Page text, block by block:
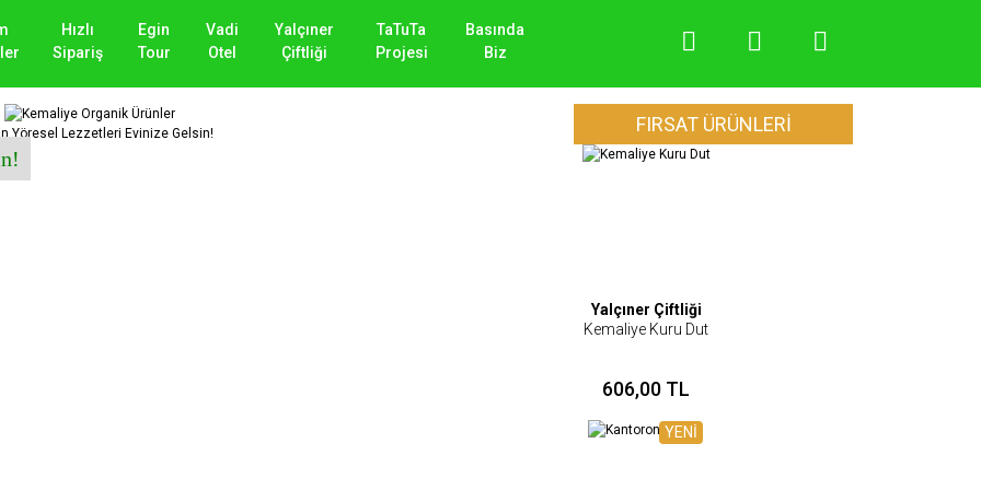
Hızlı
Sipariş
Egin
Tour
Vadi
Otel
Yalçıner
Çiftliği
TaTuTa
Projesi
Basında
Biz
FIRSAT ÜRÜNLERİ
Yalçıner Çiftliği
Kemaliye Kuru Dut
606,00 TL
YENİ